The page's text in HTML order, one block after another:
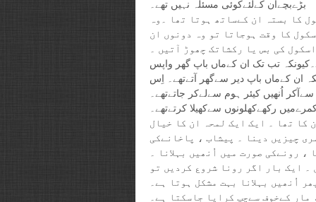
بڑےبچےان کےلئےکوئی مسئلہ نہیں تھے۔
کا بستہ ان کےساتھ ہوتا تھا ۔وہ
کا وقت ہوجاتا تو وہ دونوں ان
کی بس یا رکشاتک چھوڑ آتیں ۔
تب تک ان کےماں باپ گھر واپس
ان کےماں باپ دیر سےگھر آتےتھے۔ اِس
سےآکر اُنھیں کیئر ہوم سےلےکر جاتےتھے۔
رکھےکھلونوں سےکھیلا کرتےتھے۔
بچےتھے' ان کا تھا ۔ ایک ایک لمحہ ان کا خیال
چیزیں دینا ۔ پیشاب ، پاخانےکی
رونےکی صورت میں اُنھیں بہلانا ۔
ایک بار اگر رونا شروع کردیں تو
اُنھیں بہلانا بہت مشکل ہوتا ہے۔
مار کےخوف سےچپ کرایا جاسکتا ہے۔